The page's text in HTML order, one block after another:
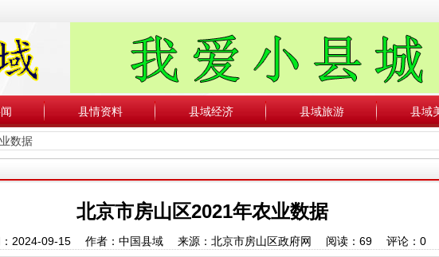
县情资料 县域经济 县域旅游 县域
数据
北京市房山区2021年农业数据
：2024-09-15 作者：中国县域 来源：北京市房山区政府网 阅读： 69评论： 0